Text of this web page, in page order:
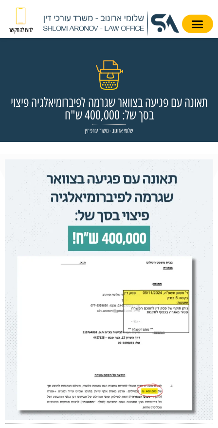
לחצו להתקשר
תאונה עם פגיעה בצוואר שגרמה לפיברומיאלגיה פיצוי
בסך של: 400,000 ש"ח
שלומי ארונוב - משרד עורכי דין